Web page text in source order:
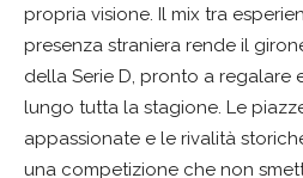
propria visione. Il mix tra
presenza straniera rende il
della Serie D, pronto a regalare
lungo tutta la stagione. Le
appassionate e le rivalità
una competizione che non